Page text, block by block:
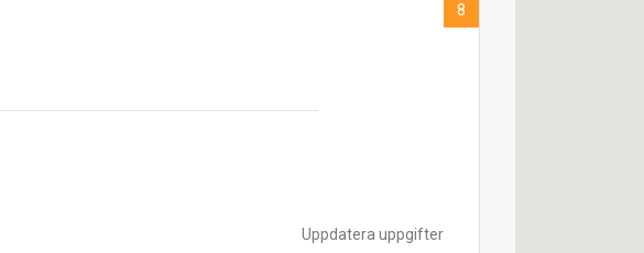
Uppdatera uppgifter
8